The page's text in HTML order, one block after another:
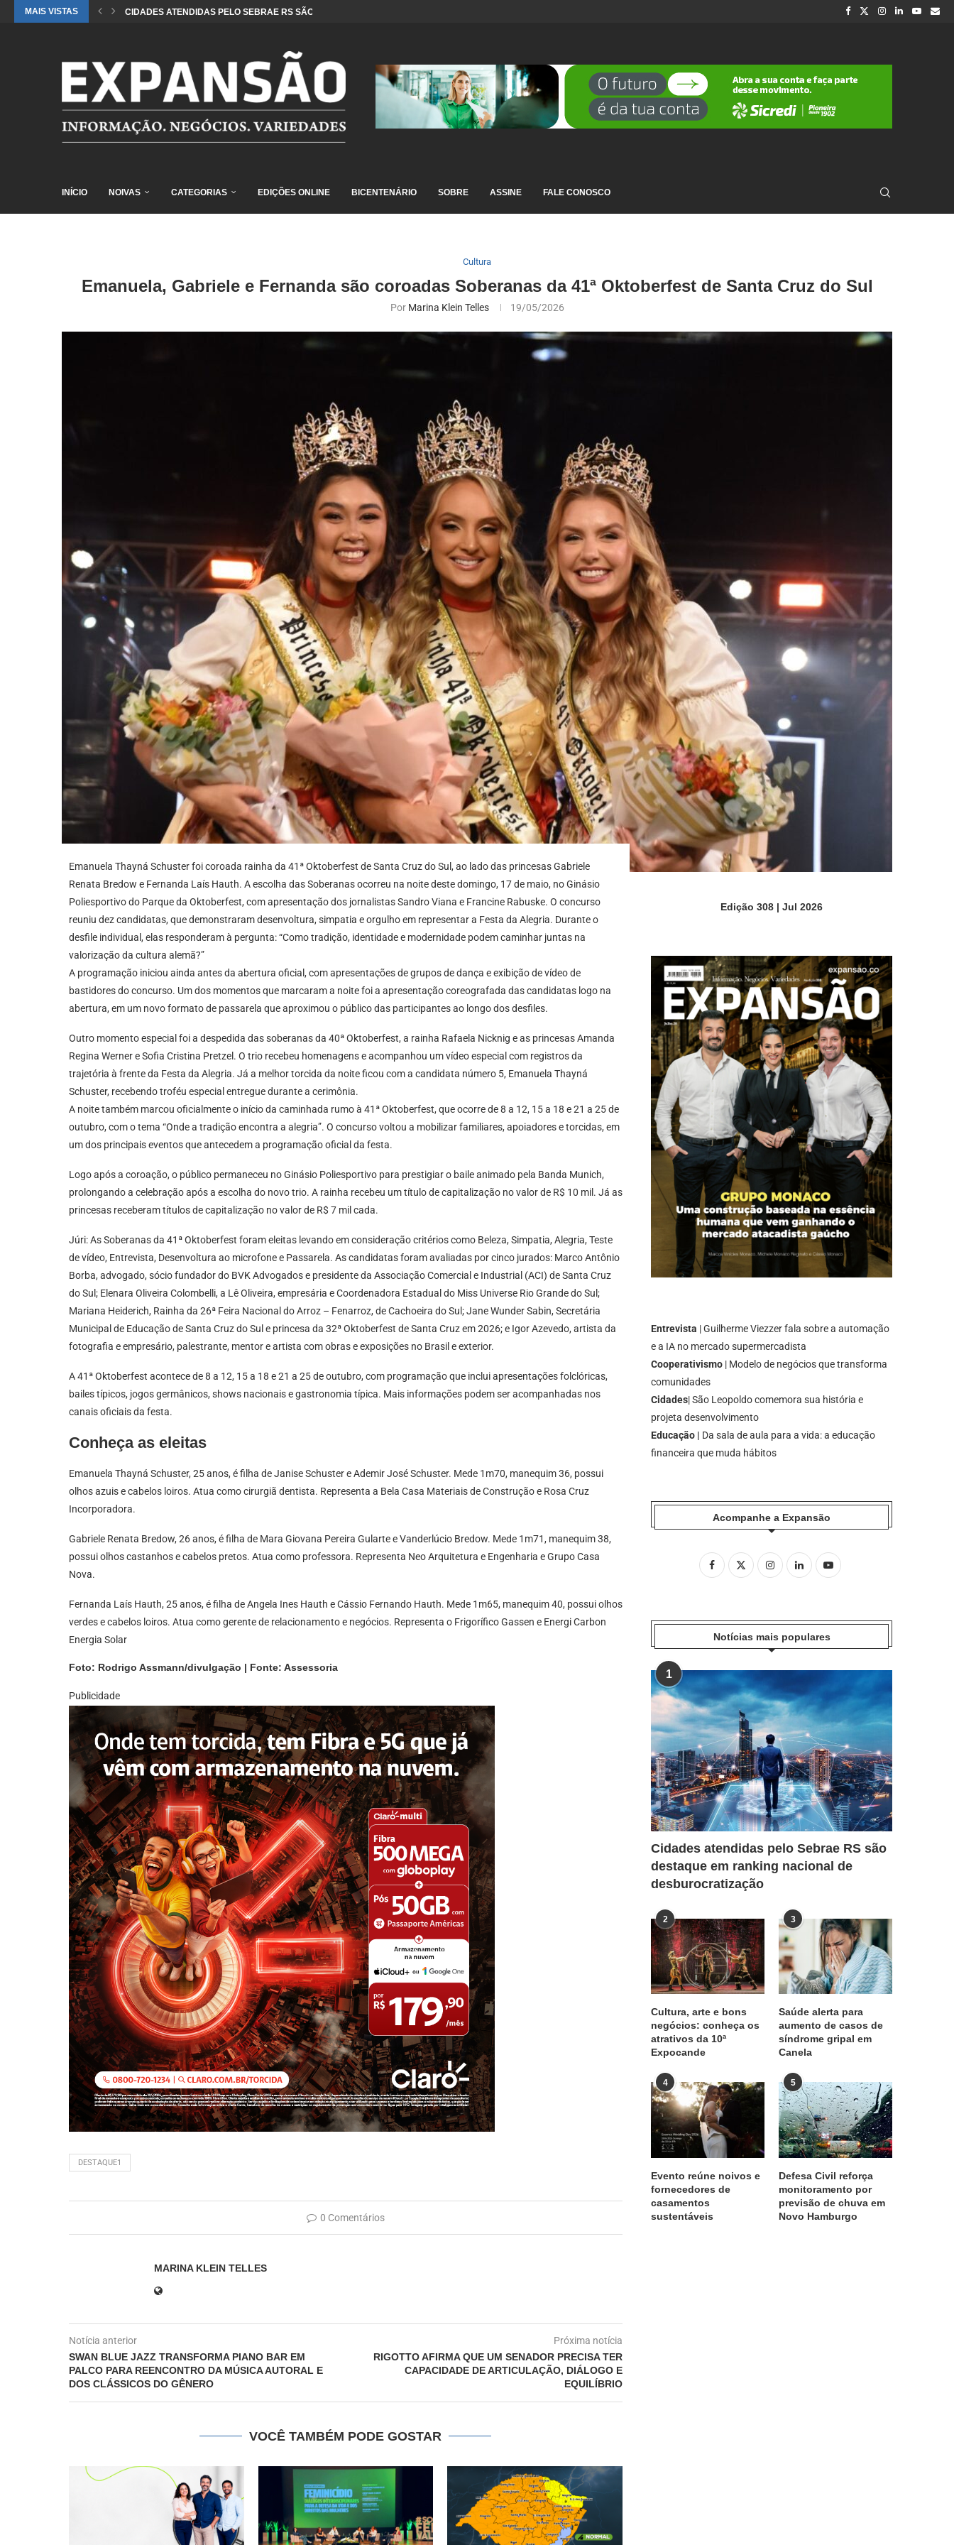
MAIS VISTAS CIDADES ATENDIDAS PELO SEBRAE RS SÃO DESTAQUE EM RANKING NACIONAL...
INÍCIO NOIVAS CATEGORIAS EDIÇÕES ONLINE BICENTENÁRIO SOBRE ASSINE FALE CONOSCO
Cultura
Emanuela, Gabriele e Fernanda são coroadas Soberanas da 41ª Oktoberfest de Santa Cruz do Sul
Por Marina Klein Telles 19/05/2026
Emanuela Thayná Schuster foi coroada rainha da 41ª Oktoberfest de Santa Cruz do Sul, ao lado das princesas Gabriele
Renata Bredow e Fernanda Laís Hauth. A escolha das Soberanas ocorreu na noite deste domingo, 17 de maio, no Ginásio
Poliesportivo do Parque da Oktoberfest, com apresentação dos jornalistas Sandro Viana e Francine Rabuske. O concurso
reuniu dez candidatas, que demonstraram desenvoltura, simpatia e orgulho em representar a Festa da Alegria. Durante o
desfile individual, elas responderam à pergunta: “Como tradição, identidade e modernidade podem caminhar juntas na
valorização da cultura alemã?”
A programação iniciou ainda antes da abertura oficial, com apresentações de grupos de dança e exibição de vídeo de
bastidores do concurso. Um dos momentos que marcaram a noite foi a apresentação coreografada das candidatas logo na
abertura, em um novo formato de passarela que aproximou o público das participantes ao longo dos desfiles.
Outro momento especial foi a despedida das soberanas da 40ª Oktoberfest, a rainha Rafaela Nicknig e as princesas Amanda
Regina Werner e Sofia Cristina Pretzel. O trio recebeu homenagens e acompanhou um vídeo especial com registros da
trajetória à frente da Festa da Alegria. Já a melhor torcida da noite ficou com a candidata número 5, Emanuela Thayná
Schuster, recebendo troféu especial entregue durante a cerimônia.
A noite também marcou oficialmente o início da caminhada rumo à 41ª Oktoberfest, que ocorre de 8 a 12, 15 a 18 e 21 a 25 de
outubro, com o tema “Onde a tradição encontra a alegria”. O concurso voltou a mobilizar familiares, apoiadores e torcidas, em
um dos principais eventos que antecedem a programação oficial da festa.
Logo após a coroação, o público permaneceu no Ginásio Poliesportivo para prestigiar o baile animado pela Banda Munich,
prolongando a celebração após a escolha do novo trio. A rainha recebeu um título de capitalização no valor de R$ 10 mil. Já as
princesas receberam títulos de capitalização no valor de R$ 7 mil cada.
Júri: As Soberanas da 41ª Oktoberfest foram eleitas levando em consideração critérios como Beleza, Simpatia, Alegria, Teste
de vídeo, Entrevista, Desenvoltura ao microfone e Passarela. As candidatas foram avaliadas por cinco jurados: Marco Antônio
Borba, advogado, sócio fundador do BVK Advogados e presidente da Associação Comercial e Industrial (ACI) de Santa Cruz
do Sul; Elenara Oliveira Colombelli, a Lê Oliveira, empresária e Coordenadora Estadual do Miss Universe Rio Grande do Sul;
Mariana Heiderich, Rainha da 26ª Feira Nacional do Arroz – Fenarroz, de Cachoeira do Sul; Jane Wunder Sabin, Secretária
Municipal de Educação de Santa Cruz do Sul e princesa da 32ª Oktoberfest de Santa Cruz em 2026; e Igor Azevedo, artista da
fotografia e empresário, palestrante, mentor e artista com obras e exposições no Brasil e exterior.
A 41ª Oktoberfest acontece de 8 a 12, 15 a 18 e 21 a 25 de outubro, com programação que inclui apresentações folclóricas,
bailes típicos, jogos germânicos, shows nacionais e gastronomia típica. Mais informações podem ser acompanhadas nos
canais oficiais da festa.
Conheça as eleitas
Emanuela Thayná Schuster, 25 anos, é filha de Janise Schuster e Ademir José Schuster. Mede 1m70, manequim 36, possui
olhos azuis e cabelos loiros. Atua como cirurgiã dentista. Representa a Bela Casa Materiais de Construção e Rosa Cruz
Incorporadora.
Gabriele Renata Bredow, 26 anos, é filha de Mara Giovana Pereira Gularte e Vanderlúcio Bredow. Mede 1m71, manequim 38,
possui olhos castanhos e cabelos pretos. Atua como professora. Representa Neo Arquitetura e Engenharia e Grupo Casa
Nova.
Fernanda Laís Hauth, 25 anos, é filha de Angela Ines Hauth e Cássio Fernando Hauth. Mede 1m65, manequim 40, possui olhos
verdes e cabelos loiros. Atua como gerente de relacionamento e negócios. Representa o Frigorífico Gassen e Energi Carbon
Energia Solar
Foto: Rodrigo Assmann/divulgação | Fonte: Assessoria
Publicidade
DESTAQUE1
0 Comentários
MARINA KLEIN TELLES
Notícia anterior
SWAN BLUE JAZZ TRANSFORMA PIANO BAR EM
PALCO PARA REENCONTRO DA MÚSICA AUTORAL E
DOS CLÁSSICOS DO GÊNERO
Próxima notícia
RIGOTTO AFIRMA QUE UM SENADOR PRECISA TER
CAPACIDADE DE ARTICULAÇÃO, DIÁLOGO E
EQUILÍBRIO
VOCÊ TAMBÉM PODE GOSTAR
Edição 308 | Jul 2026
Entrevista | Guilherme Viezzer fala sobre a automação
e a IA no mercado supermercadista
Cooperativismo | Modelo de negócios que transforma
comunidades
Cidades| São Leopoldo comemora sua história e
projeta desenvolvimento
Educação | Da sala de aula para a vida: a educação
financeira que muda hábitos
Acompanhe a Expansão
Notícias mais populares
1
Cidades atendidas pelo Sebrae RS são
destaque em ranking nacional de
desburocratização
2
Cultura, arte e bons
negócios: conheça os
atrativos da 10ª
Expocande
3
Saúde alerta para
aumento de casos de
síndrome gripal em
Canela
4
Evento reúne noivos e
fornecedores de
casamentos
sustentáveis
5
Defesa Civil reforça
monitoramento por
previsão de chuva em
Novo Hamburgo